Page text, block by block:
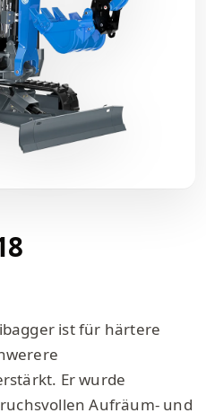
ist für härtere
Er wurde
Aufräum- und